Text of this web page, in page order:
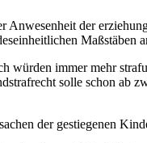
der
Maßstäben
würden immer mehr
solle schon ab
der gestiegenen